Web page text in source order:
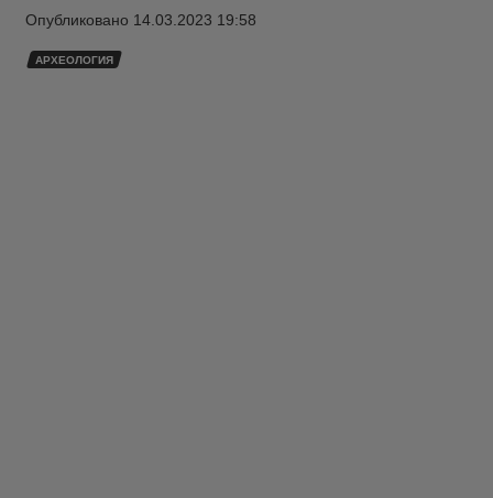
Опубликовано 14.03.2023 19:58
АРХЕОЛОГИЯ